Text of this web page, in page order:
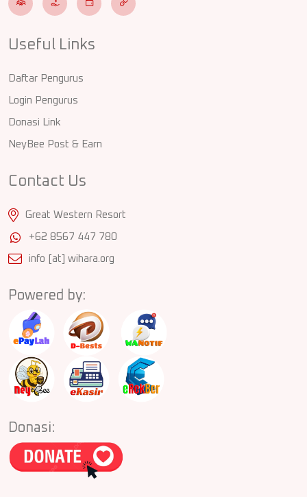
Useful Links
Daftar Pengurus
Login Pengurus
Donasi Link
NeyBee Post & Earn
Contact Us
Great Western Resort
+62 8567 447 780
info [at] wihara.org
Powered by:
Donasi: